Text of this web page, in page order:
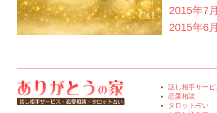
2015年7
2015年6
話し相手サービ
恋愛相談
タロット占い